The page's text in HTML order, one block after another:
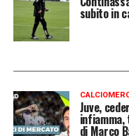
Per ottenerlo è
le misure relative
biglietto di
permanenza.
Misure
subito in
Juve,
infiamma,
di Marco